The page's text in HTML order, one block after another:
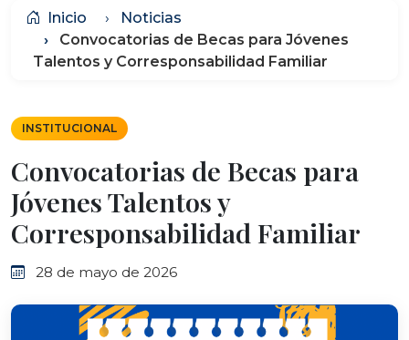
Inicio
Noticias
Convocatorias de Becas para Jóvenes
Talentos y Corresponsabilidad Familiar
INSTITUCIONAL
Convocatorias de Becas para
Jóvenes Talentos y
Corresponsabilidad Familiar
28 de mayo de 2026